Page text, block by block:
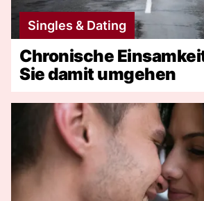
Singles & Dating
Chronische
Sie damit umgehen